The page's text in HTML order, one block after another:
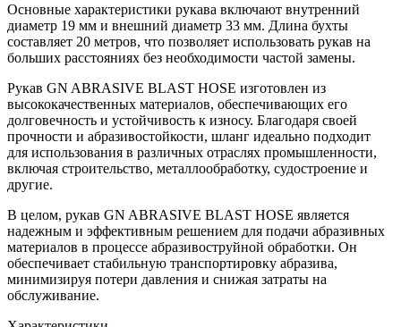
Основные характеристики рукава включают внутренний
диаметр 19 мм и внешний диаметр 33 мм. Длина бухты
составляет 20 метров, что позволяет использовать рукав на
больших расстояниях без необходимости частой замены.
Рукав GN ABRASIVE BLAST HOSE изготовлен из
высококачественных материалов, обеспечивающих его
долговечность и устойчивость к износу. Благодаря своей
прочности и абразивостойкости, шланг идеально подходит
для использования в различных отраслях промышленности,
включая строительство, металлообработку, судостроение и
другие.
В целом, рукав GN ABRASIVE BLAST HOSE является
надежным и эффективным решением для подачи абразивных
материалов в процессе абразивоструйной обработки. Он
обеспечивает стабильную транспортировку абразива,
минимизируя потери давления и снижая затраты на
обслуживание.